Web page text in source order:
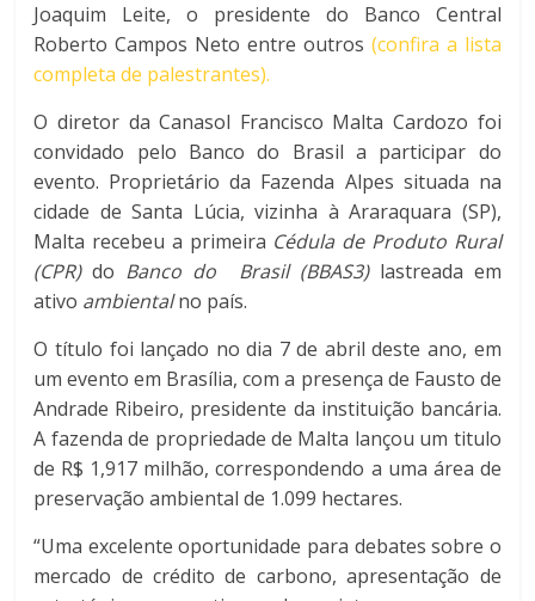
Joaquim Leite, o presidente do Banco Central
Roberto Campos Neto entre outros (confira a lista
completa de palestrantes).
O diretor da Canasol Francisco Malta Cardozo foi
convidado pelo Banco do Brasil a participar do
evento. Proprietário da Fazenda Alpes situada na
cidade de Santa Lúcia, vizinha à Araraquara (SP),
Malta recebeu a primeira Cédula de Produto Rural
(CPR)do Banco do Brasil (BBAS3)lastreada em
ativo ambientalno país.
O título foi lançado no dia 7 de abril deste ano, em
um evento em Brasília, com a presença de Fausto de
Andrade Ribeiro, presidente da instituição bancária.
A fazenda de propriedade de Malta lançou um titulo
de R$ 1,917 milhão, correspondendo a uma área de
preservação ambiental de 1.099 hectares.
“Uma excelente oportunidade para debates sobre o
mercado de crédito de carbono, apresentação de